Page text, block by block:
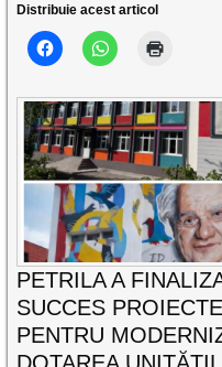
Distribuie acest articol
PETRILA A
SUCCES
PENTRU
DOTAREA